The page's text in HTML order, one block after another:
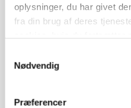
oplysninger, du har givet
fra din brug af deres
Nødvendig
Præferencer
Folketinget behandler